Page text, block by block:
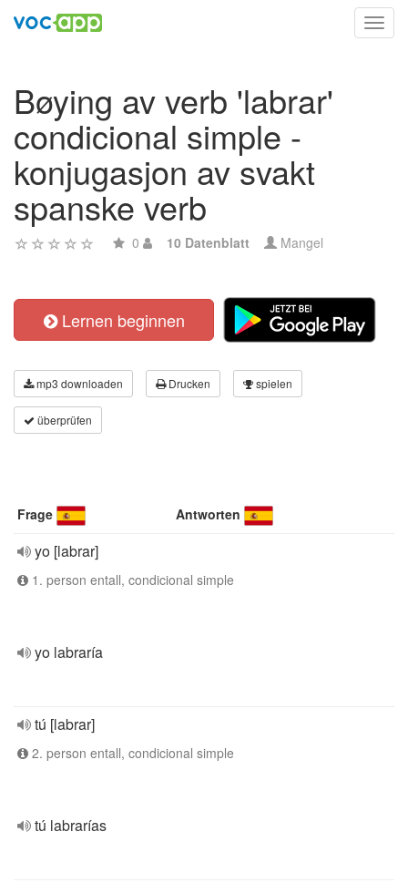
Bøying av verb 'labrar'
condicional simple -
konjugasjon av svakt
spanske verb
0 10 Datenblatt Mangel
Lernen beginnen
mp3 downloaden Drucken spielen
überprüfen
Frage Antworten
yo [labrar]
1. person entall, condicional simple
yo labraría
tú [labrar]
2. person entall, condicional simple
tú labrarías